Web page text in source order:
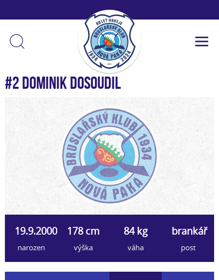
#2 Dominik Dosoudil
19.9.2000
narozen
178 cm
výška
84 kg
váha
brankář
post